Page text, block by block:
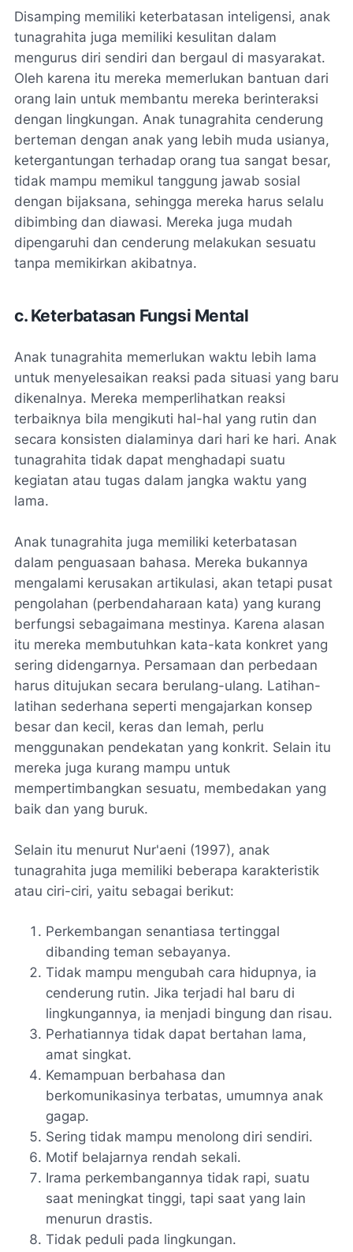
Disamping memiliki keterbatasan inteligensi, anak
tunagrahita juga memiliki kesulitan dalam
mengurus diri sendiri dan bergaul di masyarakat.
Oleh karena itu mereka memerlukan bantuan dari
orang lain untuk membantu mereka berinteraksi
dengan lingkungan. Anak tunagrahita cenderung
berteman dengan anak yang lebih muda usianya,
ketergantungan terhadap orang tua sangat besar,
tidak mampu memikul tanggung jawab sosial
dengan bijaksana, sehingga mereka harus selalu
dibimbing dan diawasi. Mereka juga mudah
dipengaruhi dan cenderung melakukan sesuatu
tanpa memikirkan akibatnya.
c. Keterbatasan Fungsi Mental
Anak tunagrahita memerlukan waktu lebih lama
untuk menyelesaikan reaksi pada situasi yang baru
dikenalnya. Mereka memperlihatkan reaksi
terbaiknya bila mengikuti hal-hal yang rutin dan
secara konsisten dialaminya dari hari ke hari. Anak
tunagrahita tidak dapat menghadapi suatu
kegiatan atau tugas dalam jangka waktu yang
lama.
Anak tunagrahita juga memiliki keterbatasan
dalam penguasaan bahasa. Mereka bukannya
mengalami kerusakan artikulasi, akan tetapi pusat
pengolahan (perbendaharaan kata) yang kurang
berfungsi sebagaimana mestinya. Karena alasan
itu mereka membutuhkan kata-kata konkret yang
sering didengarnya. Persamaan dan perbedaan
harus ditujukan secara berulang-ulang. Latihan-
latihan sederhana seperti mengajarkan konsep
besar dan kecil, keras dan lemah, perlu
menggunakan pendekatan yang konkrit. Selain itu
mereka juga kurang mampu untuk
mempertimbangkan sesuatu, membedakan yang
baik dan yang buruk.
Selain itu menurut Nur'aeni (1997), anak
tunagrahita juga memiliki beberapa karakteristik
atau ciri-ciri, yaitu sebagai berikut:
Perkembangan senantiasa tertinggal
dibanding teman sebayanya.
Tidak mampu mengubah cara hidupnya, ia
cenderung rutin. Jika terjadi hal baru di
lingkungannya, ia menjadi bingung dan risau.
Perhatiannya tidak dapat bertahan lama,
amat singkat.
Kemampuan berbahasa dan
berkomunikasinya terbatas, umumnya anak
gagap.
Sering tidak mampu menolong diri sendiri.
Motif belajarnya rendah sekali.
Irama perkembangannya tidak rapi, suatu
saat meningkat tinggi, tapi saat yang lain
menurun drastis.
Tidak peduli pada lingkungan.